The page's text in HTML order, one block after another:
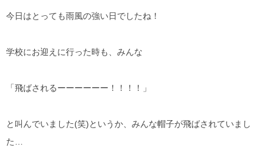
今日はとっても雨風の強い日でしたね！
学校にお迎えに行った時も、みんな
「飛ばされるーーーーーー！！！！」
と叫んでいました(笑)というか、みんな帽子が飛ばされていまし
た…